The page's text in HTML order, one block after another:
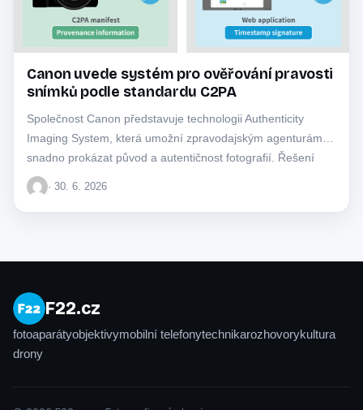
Canon uvede systém pro ověřování pravosti
snímků podle standardu C2PA
Společnost Canon představuje technologii Authenticity
Imaging System, která umožní zpravodajským agenturám
snadno prokázat původ a autentičnost fotografií. Řešení
využívá mezinárodní standardy k…
· 30. 6. 2026
F22.cz
fotoaparátyobjektivymobilní telefonytechnikarozhovorykultura
drony